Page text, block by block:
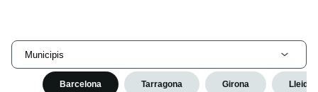
Municipis
Barcelona Tarragona Girona Lleida